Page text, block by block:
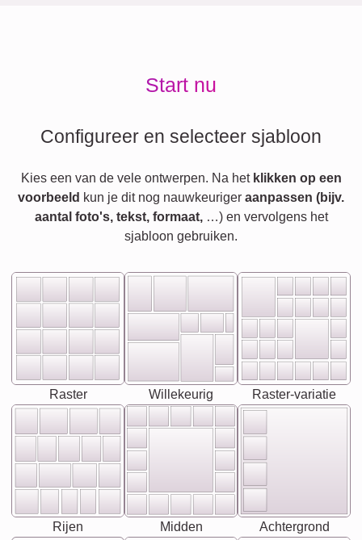
Start nu
Configureer en selecteer sjabloon
Kies een van de vele ontwerpen. Na het klikken op een
voorbeeld kun je dit nog nauwkeuriger aanpassen (bijv.
aantal foto's, tekst, formaat,…) en vervolgens het
sjabloon gebruiken.
Raster Willekeurig Raster-variatie
Rijen Midden Achtergrond